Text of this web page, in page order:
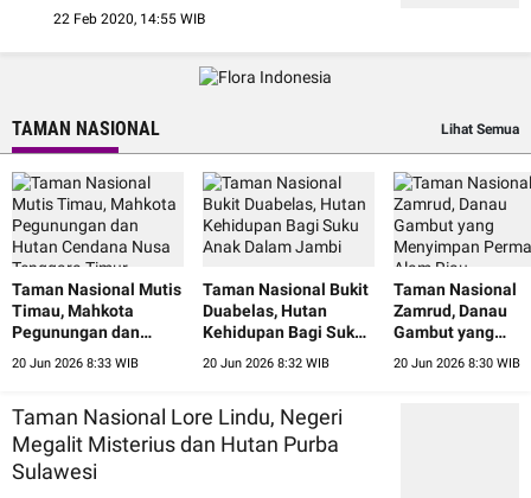
22 Feb 2020, 14:55 WIB
TAMAN NASIONAL Lihat Semua
Taman Nasional Mutis
Timau, Mahkota
Pegunungan dan
Hutan Cendana Nusa
20 Jun 2026 8:33 WIB
Taman Nasional Bukit
Duabelas, Hutan
Kehidupan Bagi Suku
Anak Dalam Jambi
20 Jun 2026 8:32 WIB
Taman Nasional
Zamrud, Danau
Gambut yang
Menyimpan
20 Jun 2026 8:30 WIB
Taman Nasional Lore Lindu, Negeri
Megalit Misterius dan Hutan Purba
Sulawesi